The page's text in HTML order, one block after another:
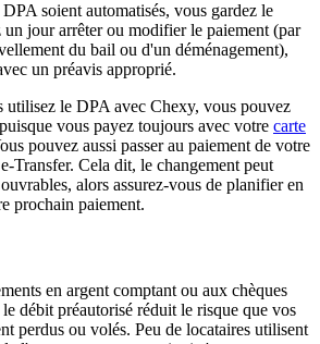
soient automatisés, vous gardez le
jour arrêter ou modifier le paiement (par
du bail ou d'un déménagement),
un préavis approprié.
utilisez le DPA avec Chexy, vous pouvez
vous payez toujours avec votre carte
pouvez aussi passer au paiement de votre
Transfer. Cela dit, le changement peut
alors assurez-vous de planifier en
prochain paiement.
en argent comptant ou aux chèques
débit préautorisé réduit le risque que vos
perdus ou volés. Peu de locataires utilisent